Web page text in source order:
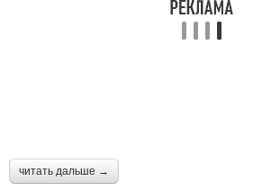
читать дальше →